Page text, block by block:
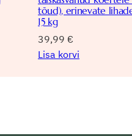
tõud), erinevate
15 kg
39,99 €
Lisa korvi